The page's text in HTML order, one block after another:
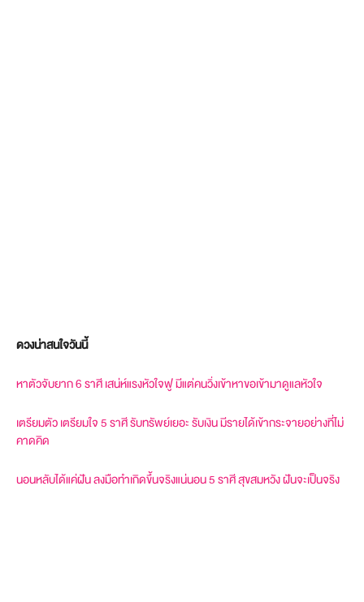
ดวงน่าสนใจวันนี้
หาตัวจับยาก 6 ราศี เสน่ห์แรงหัวใจฟู มีแต่คนวิ่งเข้าหาขอเข้ามาดูแลหัวใจ
เตรียมตัว เตรียมใจ 5 ราศี รับทรัพย์เยอะ รับเงิน มีรายได้เข้ากระจายอย่างที่ไม่
คาดคิด
นอนหลับได้แค่ฝัน ลงมือทำเกิดขึ้นจริงแน่นอน 5 ราศี สุขสมหวัง ฝันจะเป็นจริง